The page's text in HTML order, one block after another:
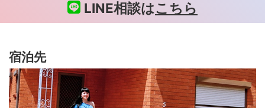
LINE相談はこちら
宿泊先